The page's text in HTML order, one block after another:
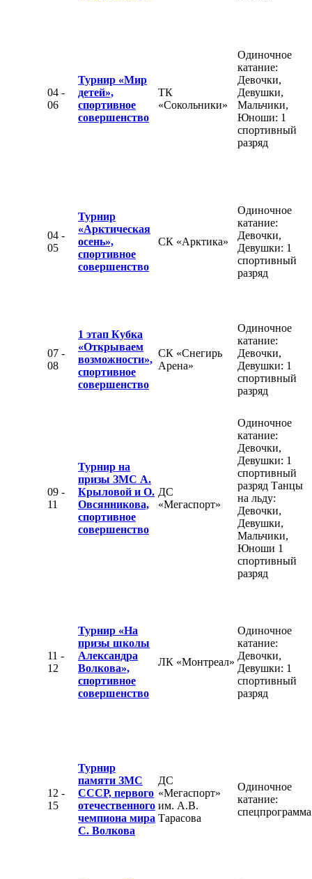
04 -
06
Турнир «Мир
детей»,
спортивное
совершенство
ТК
«Сокольники»
Одиночное
катание:
Девочки,
Девушки,
Мальчики,
Юноши: 1
спортивный
разряд
04 -
05
Турнир
«Арктическая
осень»,
спортивное
совершенство
СК «Арктика»
Одиночное
катание:
Девочки,
Девушки: 1
спортивный
разряд
07 -
08
1 этап Кубка
«Открываем
возможности»,
спортивное
совершенство
СК «Снегирь
Арена»
Одиночное
катание:
Девочки,
Девушки: 1
спортивный
разряд
09 -
11
Турнир на
призы ЗМС А.
Крыловой и О.
Овсянникова,
спортивное
совершенство
ДС
«Мегаспорт»
Одиночное
катание:
Девочки,
Девушки: 1
спортивный
разряд Танцы
на льду:
Девочки,
Девушки,
Мальчики,
Юноши 1
спортивный
разряд
11 -
12
Турнир «На
призы школы
Александра
Волкова»,
спортивное
совершенство
ЛК «Монтреал»
Одиночное
катание:
Девочки,
Девушки: 1
спортивный
разряд
12 -
15
Турнир
памяти ЗМС
СССР, первого
отечественного
чемпиона мира
С. Волкова
ДС
«Мегаспорт»
им. А.В.
Тарасова
Одиночное
катание:
спецпрограмма